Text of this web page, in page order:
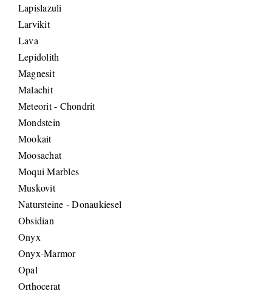
Lapislazuli
Larvikit
Lava
Lepidolith
Magnesit
Malachit
Meteorit - Chondrit
Mondstein
Mookait
Moosachat
Moqui Marbles
Muskovit
Natursteine - Donaukiesel
Obsidian
Onyx
Onyx-Marmor
Opal
Orthocerat